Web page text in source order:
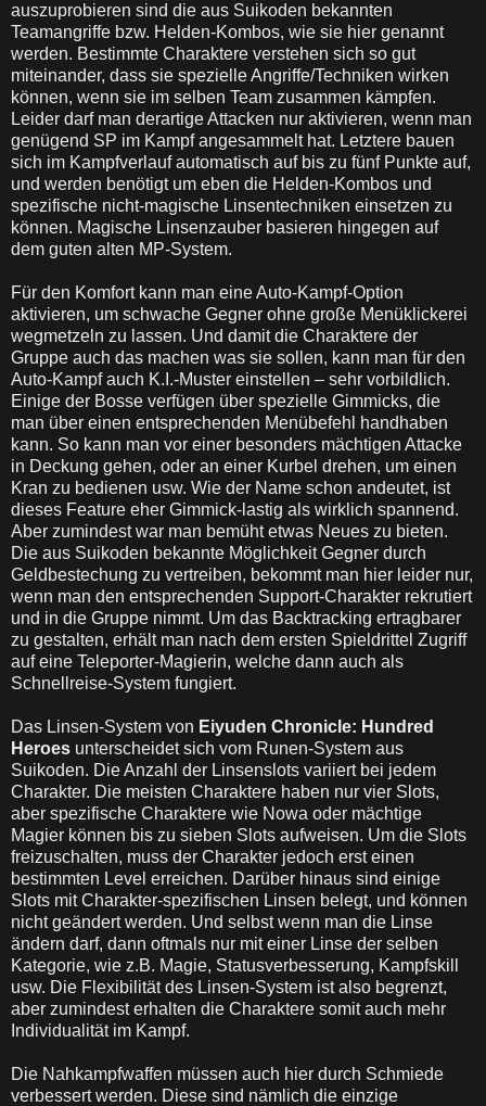
auszuprobieren sind die aus Suikoden bekannten
Teamangriffe bzw. Helden-Kombos, wie sie hier genannt
werden. Bestimmte Charaktere verstehen sich so gut
miteinander, dass sie spezielle Angriffe/Techniken wirken
können, wenn sie im selben Team zusammen kämpfen.
Leider darf man derartige Attacken nur aktivieren, wenn man
genügend SP im Kampf angesammelt hat. Letztere bauen
sich im Kampfverlauf automatisch auf bis zu fünf Punkte auf,
und werden benötigt um eben die Helden-Kombos und
spezifische nicht-magische Linsentechniken einsetzen zu
können. Magische Linsenzauber basieren hingegen auf
dem guten alten MP-System.
Für den Komfort kann man eine Auto-Kampf-Option
aktivieren, um schwache Gegner ohne große Menüklickerei
wegmetzeln zu lassen. Und damit die Charaktere der
Gruppe auch das machen was sie sollen, kann man für den
Auto-Kampf auch K.I.-Muster einstellen – sehr vorbildlich.
Einige der Bosse verfügen über spezielle Gimmicks, die
man über einen entsprechenden Menübefehl handhaben
kann. So kann man vor einer besonders mächtigen Attacke
in Deckung gehen, oder an einer Kurbel drehen, um einen
Kran zu bedienen usw. Wie der Name schon andeutet, ist
dieses Feature eher Gimmick-lastig als wirklich spannend.
Aber zumindest war man bemüht etwas Neues zu bieten.
Die aus Suikoden bekannte Möglichkeit Gegner durch
Geldbestechung zu vertreiben, bekommt man hier leider nur,
wenn man den entsprechenden Support-Charakter rekrutiert
und in die Gruppe nimmt. Um das Backtracking ertragbarer
zu gestalten, erhält man nach dem ersten Spieldrittel Zugriff
auf eine Teleporter-Magierin, welche dann auch als
Schnellreise-System fungiert.
Das Linsen-System von Eiyuden Chronicle: Hundred
Heroes unterscheidet sich vom Runen-System aus
Suikoden. Die Anzahl der Linsenslots variiert bei jedem
Charakter. Die meisten Charaktere haben nur vier Slots,
aber spezifische Charaktere wie Nowa oder mächtige
Magier können bis zu sieben Slots aufweisen. Um die Slots
freizuschalten, muss der Charakter jedoch erst einen
bestimmten Level erreichen. Darüber hinaus sind einige
Slots mit Charakter-spezifischen Linsen belegt, und können
nicht geändert werden. Und selbst wenn man die Linse
ändern darf, dann oftmals nur mit einer Linse der selben
Kategorie, wie z.B. Magie, Statusverbesserung, Kampfskill
usw. Die Flexibilität des Linsen-System ist also begrenzt,
aber zumindest erhalten die Charaktere somit auch mehr
Individualität im Kampf.
Die Nahkampfwaffen müssen auch hier durch Schmiede
verbessert werden. Diese sind nämlich die einzige